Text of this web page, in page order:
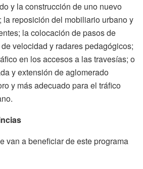
y la construcción de uno nuevo
la reposición del mobiliario urbano y
la colocación de pasos de
velocidad y radares pedagógicos;
en los accesos a las travesías; o
y extensión de aglomerado
y más adecuado para el tráfico
van a beneficiar de este programa